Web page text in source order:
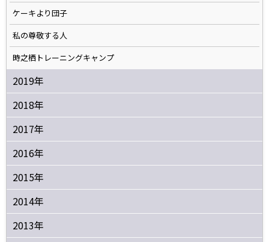
ケーキより団子
私の尊敬する人
時之栖トレーニングキャンプ
2019年
2018年
2017年
2016年
2015年
2014年
2013年